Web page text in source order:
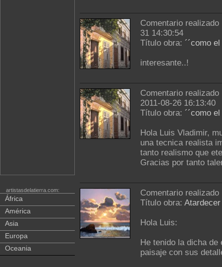
artistasdelatierra.com:
África
América
Asia
Europa
Oceania
Comentario
31 14:30:54
Título obra: ´´como
interesante..!
Comentario
2011-08-26 16:13:40
Título obra: ´´como
Hola Luis Vladimir,
una tecnica realista
tanto realismo que
Gracias por tanto
Comentario
Título obra:
Hola Luis:
He tenido la dicha de
paisaje con sus